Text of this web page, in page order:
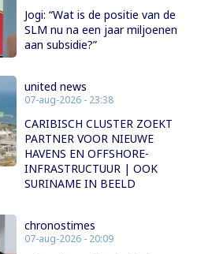
Jogi: “Wat is de positie van de
SLM nu na een jaar miljoenen
aan subsidie?”
united news
07-aug-2026 - 23:38
CARIBISCH CLUSTER ZOEKT
PARTNER VOOR NIEUWE
HAVENS EN OFFSHORE-
INFRASTRUCTUUR | OOK
SURINAME IN BEELD
chronostimes
07-aug-2026 - 20:09